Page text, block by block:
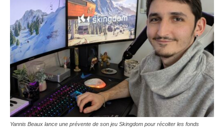
Yannis Beaux lance une prévente de son jeu Skingdom pour récolter les fonds